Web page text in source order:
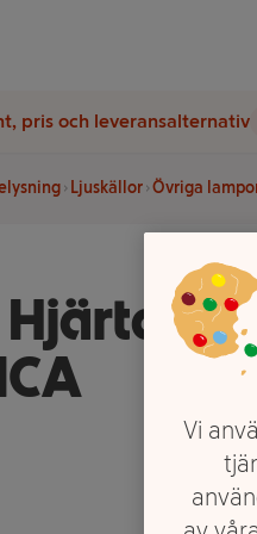
pris och leveransalternativ
Ljuskällor Övriga
Vi